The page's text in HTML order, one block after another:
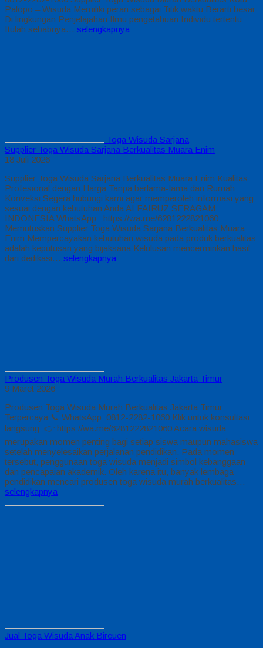
Palopo – Wisuda Memiliki peran sebagai Titik waktu Berarti besar
Di lingkungan Penjelajahan Ilmu pengetahuan Individu tertentu
Itulah sebabnya… selengkapnya
Toga Wisuda Sarjana
Supplier Toga Wisuda Sarjana Berkualitas Muara Enim
18 Juli 2026
Supplier Toga Wisuda Sarjana Berkualitas Muara Enim Kualitas
Profesional dengan Harga Tanpa berlama-lama dari Rumah
Konveksi Segera hubungi kami agar memperoleh informasi yang
sesuai dengan kebutuhan Anda ALFAIRUZ SERAGAM
INDONESIA WhatsApp : https://wa.me/6281222821060
Memutuskan Supplier Toga Wisuda Sarjana Berkualitas Muara
Enim Mempercayakan kebutuhan wisuda pada produk berkualitas
adalah keputusan yang bijaksana Kelulusan mencerminkan hasil
dari dedikasi… selengkapnya
Produsen Toga Wisuda Murah Berkualitas Jakarta Timur
9 Maret 2026
Produsen Toga Wisuda Murah Berkualitas Jakarta Timur
Terpercaya 📞 WhatsApp: 0812-2282-1060 Klik untuk konsultasi
langsung: 👉 https://wa.me/6281222821060 Acara wisuda
merupakan momen penting bagi setiap siswa maupun mahasiswa
setelah menyelesaikan perjalanan pendidikan. Pada momen
tersebut, penggunaan toga wisuda menjadi simbol kebanggaan
dan pencapaian akademik. Oleh karena itu, banyak lembaga
pendidikan mencari produsen toga wisuda murah berkualitas…
selengkapnya
Jual Toga Wisuda Anak Bireuen